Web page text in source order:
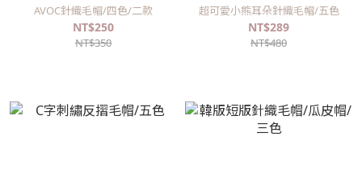
AVOC針織毛帽/四色/二款
NT$250
NT$350
超可愛小熊耳朵針織毛帽/五色
NT$289
NT$480